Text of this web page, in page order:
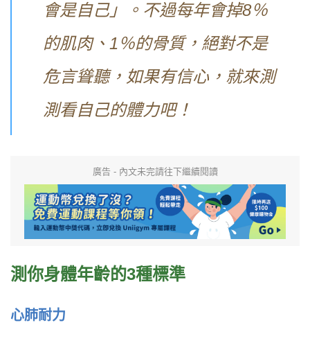
會是自己」。不過每年會掉8％
的肌肉、1％的骨質，絕對不是
危言聳聽，如果有信心，就來測
測看自己的體力吧！
廣告 - 內文未完請往下繼續閱讀
測你身體年齡的3種標準
心肺耐力